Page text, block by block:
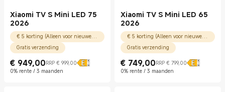
Xiaomi TV S Mini LED 75
2026
€ 5 korting (Alleen voor nieuwe gebruikers)
Gratis verzending
€ 949,00
Current Price € 949.00
RRP € 999,00
Marktprijs € 999,00
0% rente / 3 maanden
Xiaomi TV S Mini LED 65
2026
€ 5 korting (Alleen voor nieuwe gebruikers)
Gratis verzending
€ 749,00
Current Price € 749.00
RRP € 799,00
Marktprijs € 799,00
0% rente / 3 maanden